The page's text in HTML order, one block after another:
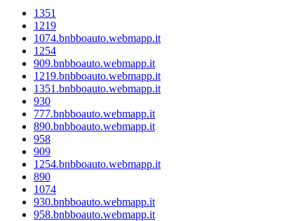
1351
1219
1074.bnbboauto.webmapp.it
1254
909.bnbboauto.webmapp.it
1219.bnbboauto.webmapp.it
1351.bnbboauto.webmapp.it
930
777.bnbboauto.webmapp.it
890.bnbboauto.webmapp.it
958
909
1254.bnbboauto.webmapp.it
890
1074
930.bnbboauto.webmapp.it
958.bnbboauto.webmapp.it